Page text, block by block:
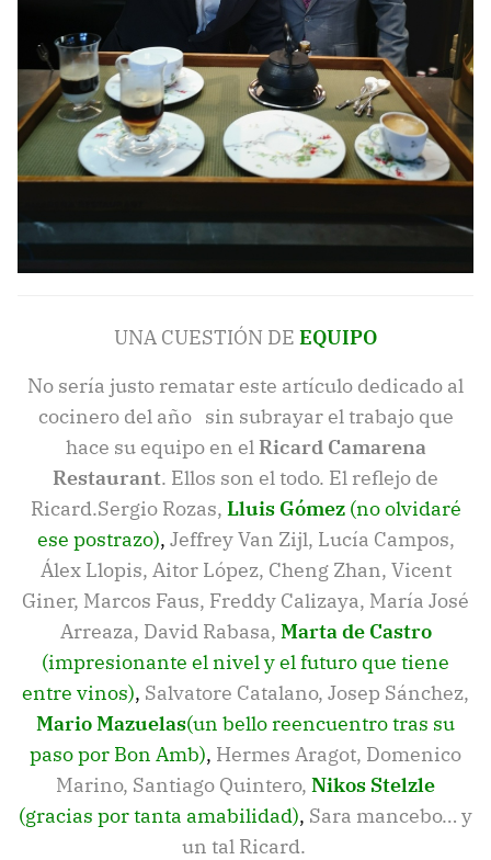
UNA CUESTIÓN DE EQUIPO
No sería justo rematar este artículo dedicado al
cocinero del año sin subrayar el trabajo que
hace su equipo en el Ricard Camarena
Restaurant. Ellos son el todo. El reflejo de
Ricard.Sergio Rozas, Lluis Gómez (no olvidaré
ese postrazo), Jeffrey Van Zijl, Lucía Campos,
Álex Llopis, Aitor López, Cheng Zhan, Vicent
Giner, Marcos Faus, Freddy Calizaya, María José
Arreaza, David Rabasa, Marta de Castro
(impresionante el nivel y el futuro que tiene
entre vinos), Salvatore Catalano, Josep Sánchez,
Mario Mazuelas(un bello reencuentro tras su
paso por Bon Amb), Hermes Aragot, Domenico
Marino, Santiago Quintero, Nikos Stelzle
(gracias por tanta amabilidad), Sara mancebo… y
un tal Ricard.